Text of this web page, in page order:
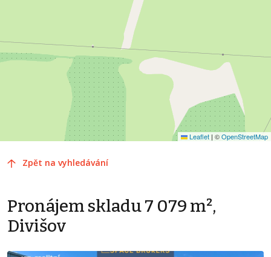
Leaflet | ©OpenStreetMap
Zpět na vyhledávání
Pronájem skladu 7 079 m²,
Divišov